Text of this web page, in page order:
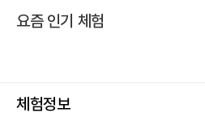
요즘 인기 체험
체험정보